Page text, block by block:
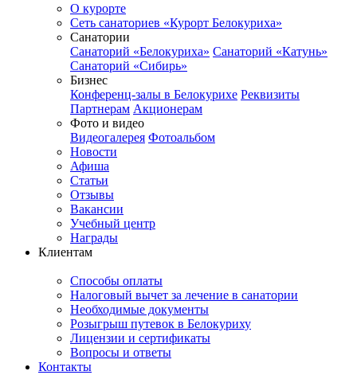
О курорте
Сеть санаториев «Курорт Белокуриха»
Санатории
Санаторий «Белокуриха» Санаторий «Катунь»
Санаторий «Сибирь»
Бизнес
Конференц-залы в Белокурихе Реквизиты
Партнерам Акционерам
Фото и видео
Видеогалерея Фотоальбом
Новости
Афиша
Статьи
Отзывы
Вакансии
Учебный центр
Награды
Клиентам
Способы оплаты
Налоговый вычет за лечение в санатории
Необходимые документы
Розыгрыш путевок в Белокуриху
Лицензии и сертификаты
Вопросы и ответы
Контакты